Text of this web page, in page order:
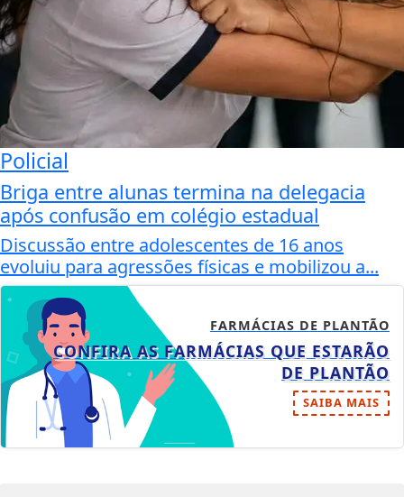
Policial
Briga entre alunas termina na delegacia
após confusão em colégio estadual
Discussão entre adolescentes de 16 anos
evoluiu para agressões físicas e mobilizou a...
FARMÁCIAS DE PLANTÃO
CONFIRA AS FARMÁCIAS QUE ESTARÃO
DE PLANTÃO
SAIBA MAIS